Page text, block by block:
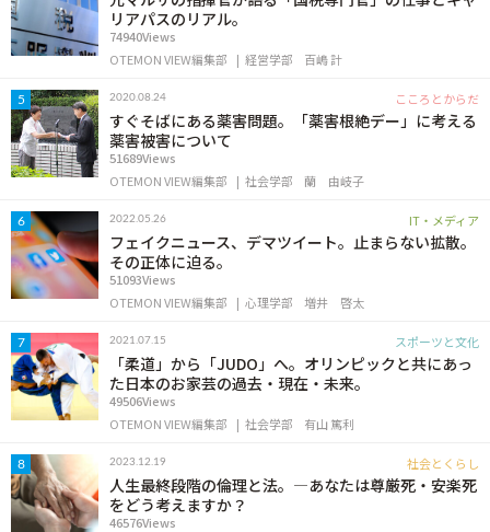
FOLLOW US
リアパスのリアル。
74940Views
OTEMON VIEW編集部
経営学部 百嶋 計
5 2020.08.24 こころとからだ
すぐそばにある薬害問題。「薬害根絶デー」に考える
薬害被害について
51689Views
OTEMON VIEW編集部
社会学部 蘭 由岐子
6 2022.05.26 IT・メディア
フェイクニュース、デマツイート。止まらない拡散。
その正体に迫る。
51093Views
OTEMON VIEW編集部
心理学部 増井 啓太
7 2021.07.15 スポーツと文化
「柔道」から「JUDO」へ。オリンピックと共にあっ
た日本のお家芸の過去・現在・未来。
49506Views
OTEMON VIEW編集部
社会学部 有山 篤利
8 2023.12.19 社会とくらし
人生最終段階の倫理と法。―あなたは尊厳死・安楽死
をどう考えますか？
46576Views